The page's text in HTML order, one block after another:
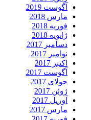
آگوست 2019
مارس 2018
فوریه 2018
ژانویه 2018
دسامبر 2017
نوامبر 2017
اکتبر 2017
آگوست 2017
جولای 2017
ژوئن 2017
آوریل 2017
مارس 2017